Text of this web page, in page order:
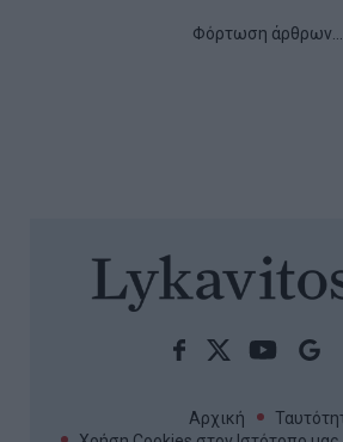
Οι τροφές που
μείωση της
Η σωστή διατροφή μπορεί να
της χοληστερίνης στον οργανισμό
εξηγούν ποιες τροφές αξίζει να